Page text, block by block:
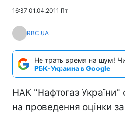
16:37 01.04.2011 Пт
RBC.UA
Не трать время на шум!
РБК-Украина в Google
НАК "Нафтогаз України"
на проведення оцінки